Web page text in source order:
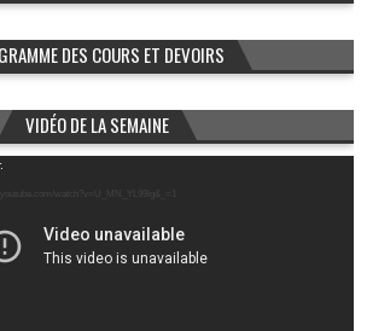
DES COURS ET DEVOIRS
VIDÉO DE LA SEMAINE
watch?v=U_MN_YL99Ig&_=1